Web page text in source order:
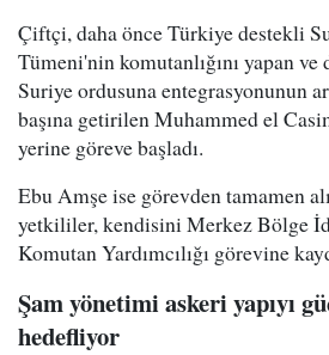
Çiftçi, daha önce Türkiye destekli
Tümeni'nin komutanlığını yapan ve
Suriye ordusuna entegrasyonunun
başına getirilen Muhammed el
yerine göreve başladı.
Ebu Amşe ise görevden tamamen
yetkililer, kendisini Merkez Bölge
Komutan Yardımcılığı görevine
Şam yönetimi askeri yapıyı
hedefliyor